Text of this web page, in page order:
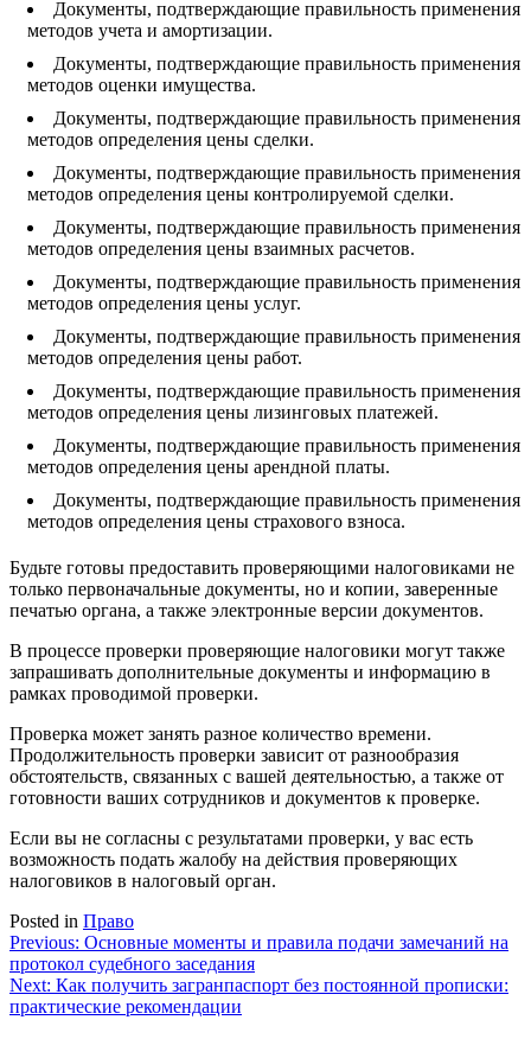
Документы, подтверждающие правильность применения
методов учета и амортизации.
Документы, подтверждающие правильность применения
методов оценки имущества.
Документы, подтверждающие правильность применения
методов определения цены сделки.
Документы, подтверждающие правильность применения
методов определения цены контролируемой сделки.
Документы, подтверждающие правильность применения
методов определения цены взаимных расчетов.
Документы, подтверждающие правильность применения
методов определения цены услуг.
Документы, подтверждающие правильность применения
методов определения цены работ.
Документы, подтверждающие правильность применения
методов определения цены лизинговых платежей.
Документы, подтверждающие правильность применения
методов определения цены арендной платы.
Документы, подтверждающие правильность применения
методов определения цены страхового взноса.
Будьте готовы предоставить проверяющими налоговиками не
только первоначальные документы, но и копии, заверенные
печатью органа, а также электронные версии документов.
В процессе проверки проверяющие налоговики могут также
запрашивать дополнительные документы и информацию в
рамках проводимой проверки.
Проверка может занять разное количество времени.
Продолжительность проверки зависит от разнообразия
обстоятельств, связанных с вашей деятельностью, а также от
готовности ваших сотрудников и документов к проверке.
Если вы не согласны с результатами проверки, у вас есть
возможность подать жалобу на действия проверяющих
налоговиков в налоговый орган.
Posted in Право
Навигация
по
записям
Previous: Основные моменты и правила подачи замечаний на
протокол судебного заседания
Next: Как получить загранпаспорт без постоянной прописки:
практические рекомендации